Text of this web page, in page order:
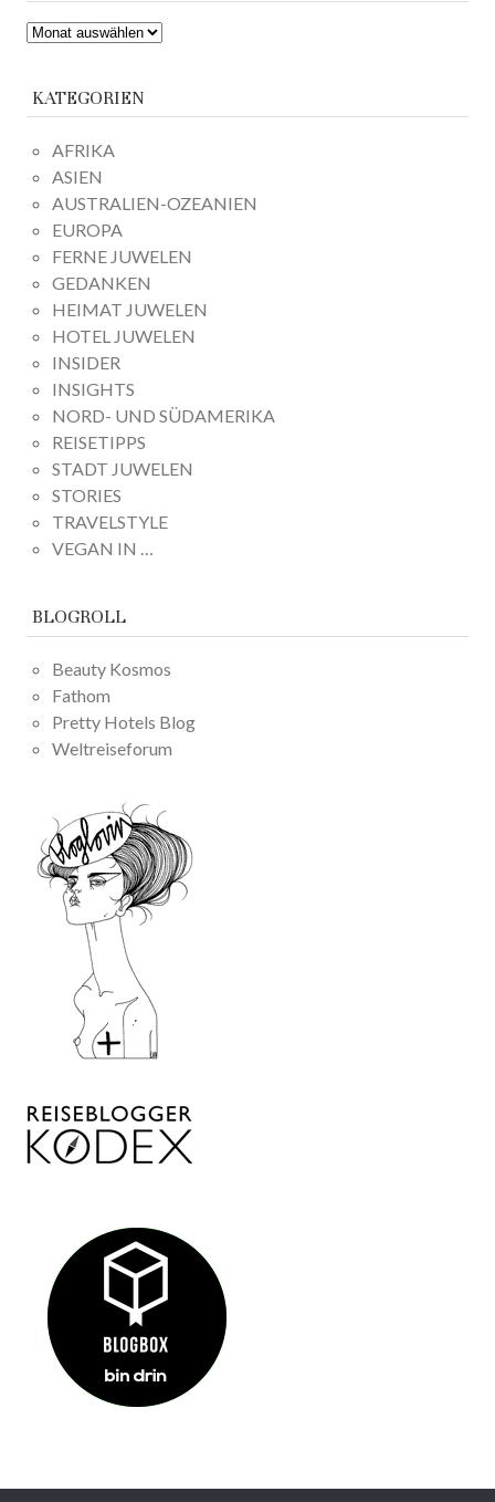
ARCHIV
KATEGORIEN
AFRIKA
ASIEN
AUSTRALIEN-OZEANIEN
EUROPA
FERNE JUWELEN
GEDANKEN
HEIMAT JUWELEN
HOTEL JUWELEN
INSIDER
INSIGHTS
NORD- UND SÜDAMERIKA
REISETIPPS
STADT JUWELEN
STORIES
TRAVELSTYLE
VEGAN IN …
BLOGROLL
Beauty Kosmos
Fathom
Pretty Hotels Blog
Weltreiseforum